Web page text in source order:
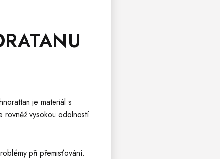
je materiál s
rovněž vysokou odolností
při přemisťování.